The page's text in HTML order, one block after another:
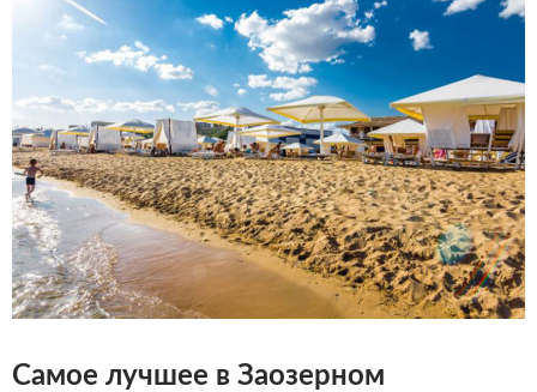
Самое лучшее в Заозерном